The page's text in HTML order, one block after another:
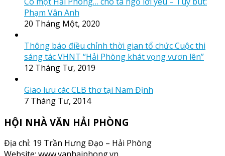
Phạm Vân Anh
20 Tháng Một, 2020
Thông báo điều chỉnh thời gian tổ chức Cuộc thi
sáng tác VHNT “Hải Phòng khát vọng vươn lên”
12 Tháng Tư, 2019
Giao lưu các CLB thơ tại Nam Định
7 Tháng Tư, 2014
HỘI NHÀ VĂN HẢI PHÒNG
Địa chỉ: 19 Trần Hưng Đạo – Hải Phòng